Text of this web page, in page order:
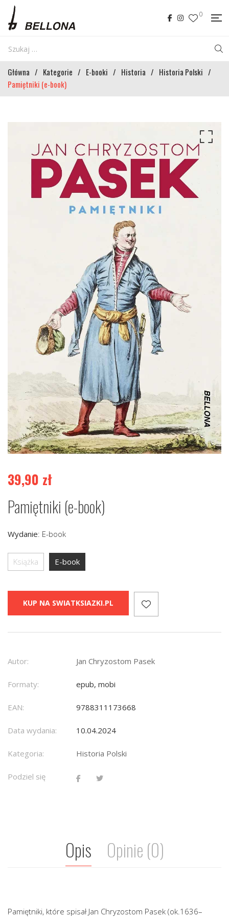
0
Główna / Kategorie / E-booki / Historia / Historia Polski /
Pamiętniki (e-book)
39,90 zł
Pamiętniki (e-book)
Wydanie: E-book
Książka E-book
KUP NA SWIATKSIAZKI.PL
Autor: Jan Chryzostom Pasek
Formaty: epub, mobi
EAN: 9788311173668
Data wydania: 10.04.2024
Kategoria: Historia Polski
Podziel się
Opis Opinie (0)
Pamiętniki, które spisał Jan Chryzostom Pasek (ok.1636–